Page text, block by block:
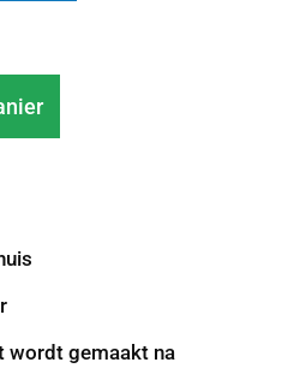
wordt gemaakt na